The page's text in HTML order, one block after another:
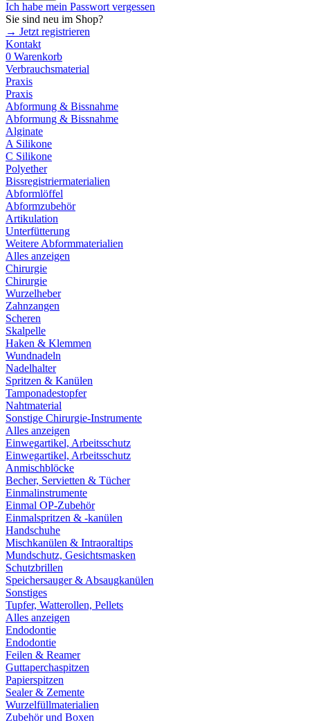
Ich habe mein Passwort vergessen
Sie sind neu im Shop?
→ Jetzt registrieren
Kontakt
0 Warenkorb
Verbrauchsmaterial
Praxis
Praxis
Abformung & Bissnahme
Abformung & Bissnahme
Alginate
A Silikone
C Silikone
Polyether
Bissregistriermaterialien
Abformlöffel
Abformzubehör
Artikulation
Unterfütterung
Weitere Abformmaterialien
Alles anzeigen
Chirurgie
Chirurgie
Wurzelheber
Zahnzangen
Scheren
Skalpelle
Haken & Klemmen
Wundnadeln
Nadelhalter
Spritzen & Kanülen
Tamponadestopfer
Nahtmaterial
Sonstige Chirurgie-Instrumente
Alles anzeigen
Einwegartikel, Arbeitsschutz
Einwegartikel, Arbeitsschutz
Anmischblöcke
Becher, Servietten & Tücher
Einmalinstrumente
Einmal OP-Zubehör
Einmalspritzen & -kanülen
Handschuhe
Mischkanülen & Intraoraltips
Mundschutz, Gesichtsmasken
Schutzbrillen
Speichersauger & Absaugkanülen
Sonstiges
Tupfer, Watterollen, Pellets
Alles anzeigen
Endodontie
Endodontie
Feilen & Reamer
Guttaperchaspitzen
Papierspitzen
Sealer & Zemente
Wurzelfüllmaterialien
Zubehör und Boxen